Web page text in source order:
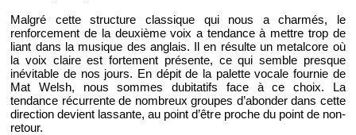
Malgré cette structure classique qui nous a charmés, le
renforcement de la deuxième voix a tendance à mettre trop de
liant dans la musique des anglais. Il en résulte un metalcore où
la voix claire est fortement présente, ce qui semble presque
inévitable de nos jours. En dépit de la palette vocale fournie de
Mat Welsh, nous sommes dubitatifs face à ce choix. La
tendance récurrente de nombreux groupes d’abonder dans cette
direction devient lassante, au point d’être proche du point de non-
retour.